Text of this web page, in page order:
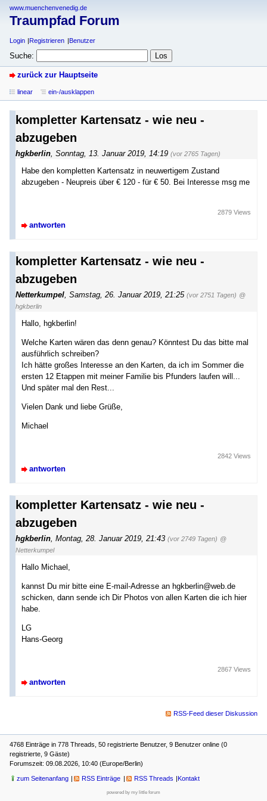
www.muenchenvenedig.de
Traumpfad Forum
Login Registrieren Benutzer
Suche:
zurück zur Hauptseite
linear ein-/ausklappen
kompletter Kartensatz - wie neu -
abzugeben
hgkberlin Sonntag, 13. Januar 2019, 14:19 (vor 2765 Tagen)
Habe den kompletten Kartensatz in neuwertigem Zustand
abzugeben - Neupreis über € 120 - für € 50. Bei Interesse msg me
antworten
2879 Views
kompletter Kartensatz - wie neu -
abzugeben
Netterkumpel Samstag, 26. Januar 2019, 21:25 (vor 2751 Tagen) @
hgkberlin
Hallo, hgkberlin!
Welche Karten wären das denn genau? Könntest Du das bitte mal
ausführlich schreiben?
Ich hätte großes Interesse an den Karten, da ich im Sommer die
ersten 12 Etappen mit meiner Familie bis Pfunders laufen will...
Und später mal den Rest...
Vielen Dank und liebe Grüße,
Michael
antworten
2842 Views
kompletter Kartensatz - wie neu -
abzugeben
hgkberlin, Montag, 28. Januar 2019, 21:43 (vor 2749 Tagen) @
Netterkumpel
Hallo Michael,
kannst Du mir bitte eine E-mail-Adresse an hgkberlin@web.de
schicken, dann sende ich Dir Photos von allen Karten die ich hier
habe.
LG
Hans-Georg
antworten
2867 Views
RSS-Feed dieser Diskussion
4768 Einträge in 778 Threads, 50 registrierte Benutzer, 9 Benutzer online (0
registrierte, 9 Gäste)
Forumszeit: 09.08.2026, 10:40 (Europe/Berlin)
zum Seitenanfang RSS Einträge RSS Threads Kontakt
powered by my little forum